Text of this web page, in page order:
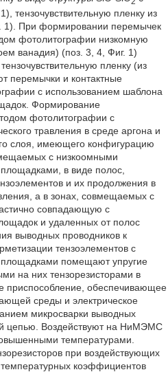
тензочувствительную пленку из
1). При формировании перемычек
фотолитографии низкомную
ванадия) (поз. 3, 4, Фиг. 1)
пленку (из
перемычки и контактные
с использованием шаблона
Формирование
фотолитографии с
травления в среде аргона и
слоя, имеющего конфигурацию
с низкоомными
в виде полос,
и их продолжения в
а в зонах, совмещаемых с
совпадающую с
и удаленных от полос
выводных проводников к
тензоэлементов с
помещают упругие
на них тензорезисторами в
приспособление, обеспечивающее
среды и электрическое
микросварки выводных
цепью. Воздействуют на НиМЭМС
температурами.
при воздействующих
коэффициентов